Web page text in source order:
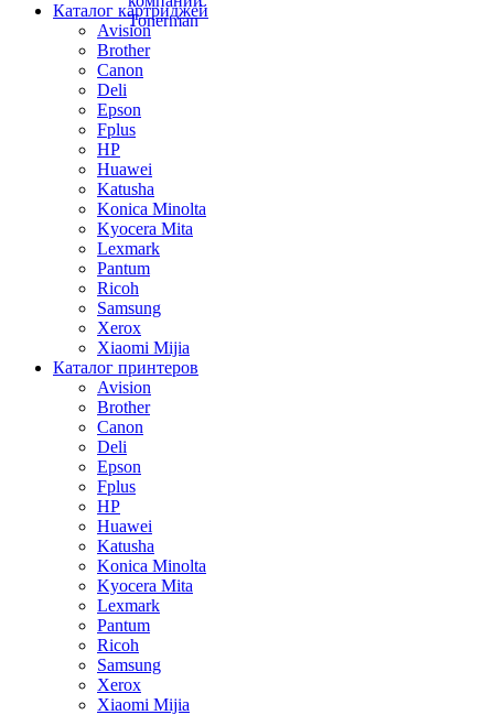
Каталог картриджей
Avision
Brother
Canon
Deli
Epson
Fplus
HP
Huawei
Katusha
Konica Minolta
Kyocera Mita
Lexmark
Pantum
Ricoh
Samsung
Xerox
Xiaomi Mijia
Каталог принтеров
Avision
Brother
Canon
Deli
Epson
Fplus
HP
Huawei
Katusha
Konica Minolta
Kyocera Mita
Lexmark
Pantum
Ricoh
Samsung
Xerox
Xiaomi Mijia